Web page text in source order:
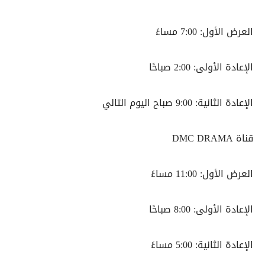
العرض الأول: 7:00 مساءً
الإعادة الأولى: 2:00 صباحًا
الإعادة الثانية: 9:00 صباح اليوم التالي
قناة DMC DRAMA
العرض الأول: 11:00 مساءً
الإعادة الأولى: 8:00 صباحًا
الإعادة الثانية: 5:00 مساءً